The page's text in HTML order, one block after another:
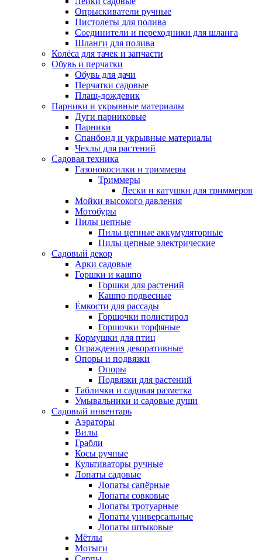
Опрыскиватели ручные
Пистолеты для полива
Соединители и переходники для шланга
Шланги для полива
Колёса для тачек и запчасти
Обувь и перчатки
Обувь для дачи
Перчатки садовые
Плащ-дождевик
Парники и укрывные материалы
Дуги парниковые
Парники
Спанбонд и укрывные материалы
Чехлы для растений
Садовая техника
Газонокосилки и триммеры
Триммеры
Лески и катушки для триммеров
Мойки высокого давления
Мотобуры
Пилы цепные
Пилы цепные аккумуляторные
Пилы цепные электрические
Садовый декор
Арки садовые
Горшки и кашпо
Горшки для растений
Кашпо подвесные
Ёмкости для рассады
Горшочки полистирол
Горшочки торфяные
Кормушки для птиц
Ограждения декоративные
Опоры и подвязки
Опоры
Подвязки для растений
Таблички и садовая разметка
Умывальники и садовые души
Садовый инвентарь
Аэраторы
Вилы
Грабли
Косы ручные
Культиваторы ручные
Лопаты садовые
Лопаты сапёрные
Лопаты совковые
Лопаты тротуарные
Лопаты универсальные
Лопаты штыковые
Мётлы
Мотыги